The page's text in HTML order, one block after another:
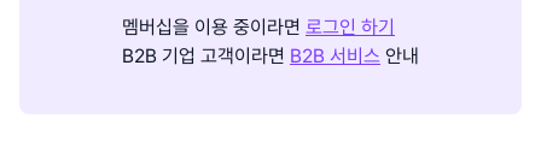
멤버십을 이용 중이라면 로그인 하기
B2B 기업 고객이라면 B2B 서비스 안내